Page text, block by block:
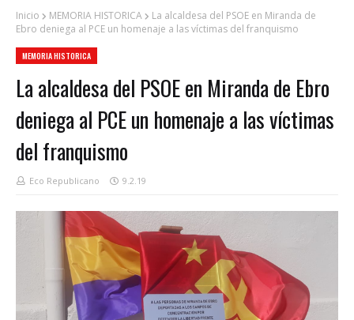
Inicio MEMORIA HISTORICA
La alcaldesa del PSOE en Miranda de
Ebro deniega al PCE un homenaje a las víctimas del franquismo
MEMORIA HISTORICA
La alcaldesa del PSOE en Miranda de Ebro
deniega al PCE un homenaje a las víctimas
del franquismo
Eco Republicano 9.2.19